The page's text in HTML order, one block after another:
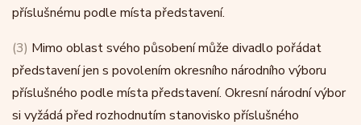
příslušnému podle místa představení.
(3) Mimo oblast svého působení může divadlo pořádat
představení jen s povolením okresního národního výboru
příslušného podle místa představení. Okresní národní výbor
si vyžádá před rozhodnutím stanovisko příslušného